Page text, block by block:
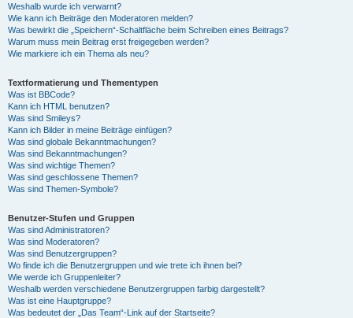
Weshalb wurde ich verwarnt?
Wie kann ich Beiträge den Moderatoren melden?
Was bewirkt die „Speichern“-Schaltfläche beim Schreiben eines Beitrags?
Warum muss mein Beitrag erst freigegeben werden?
Wie markiere ich ein Thema als neu?
Textformatierung und Thementypen
Was ist BBCode?
Kann ich HTML benutzen?
Was sind Smileys?
Kann ich Bilder in meine Beiträge einfügen?
Was sind globale Bekanntmachungen?
Was sind Bekanntmachungen?
Was sind wichtige Themen?
Was sind geschlossene Themen?
Was sind Themen-Symbole?
Benutzer-Stufen und Gruppen
Was sind Administratoren?
Was sind Moderatoren?
Was sind Benutzergruppen?
Wo finde ich die Benutzergruppen und wie trete ich ihnen bei?
Wie werde ich Gruppenleiter?
Weshalb werden verschiedene Benutzergruppen farbig dargestellt?
Was ist eine Hauptgruppe?
Was bedeutet der „Das Team“-Link auf der Startseite?